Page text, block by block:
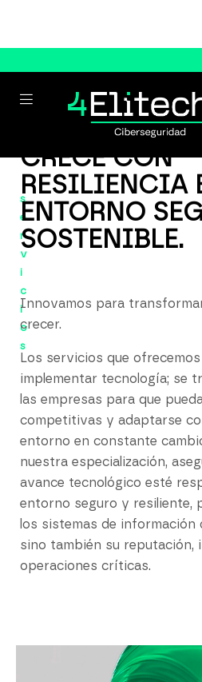
s
e
r
v
i
c
i
o
s
CRECE CON
RESILIENCIA
ENTORNO
SOSTENIBLE.
Innovamos para
crecer.
Los servicios que
implementar tecnología; se
las empresas para que
competitivas y adaptarse
entorno en constante
nuestra especialización,
avance tecnológico esté
entorno seguro y resiliente,
los sistemas de información
sino también su reputación,
operaciones críticas.